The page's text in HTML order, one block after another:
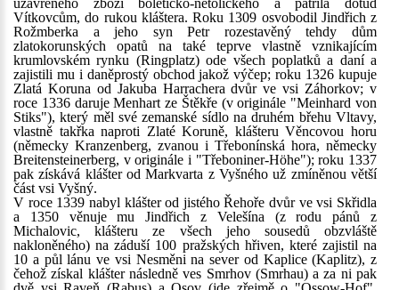
uzavřeného zboží boleticko-netolického a patřila dotud
Vítkovcům, do rukou kláštera. Roku 1309 osvobodil Jindřich z
Rožmberka a jeho syn Petr rozestavěný tehdy dům
zlatokorunských opatů na také teprve vlastně vznikajícím
krumlovském rynku (Ringplatz) ode všech poplatků a daní a
zajistili mu i daněprostý obchod jakož výčep; roku 1326 kupuje
Zlatá Koruna od Jakuba Harrachera dvůr ve vsi Záhorkov; v
roce 1336 daruje Menhart ze Štěkře (v originále "Meinhard von
Stiks"), který měl své zemanské sídlo na druhém břehu Vltavy,
vlastně takřka naproti Zlaté Koruně, klášteru Věncovou horu
(německy Kranzenberg, zvanou i Třebonínská hora, německy
Breitensteinerberg, v originále i "Třeboniner-Höhe"); roku 1337
pak získává klášter od Markvarta z Vyšného už zmíněnou větší
část vsi Vyšný.
V roce 1339 nabyl klášter od jistého Řehoře dvůr ve vsi Skřidla
a 1350 věnuje mu Jindřich z Velešína (z rodu pánů z
Michalovic, klášteru ze všech jeho sousedů obzvláště
nakloněného) na záduší 100 pražských hřiven, které zajistil na
10 a půl lánu ve vsi Nesměni na sever od Kaplice (Kaplitz), z
čehož získal klášter následně ves Smrhov (Smrhau) a za ni pak